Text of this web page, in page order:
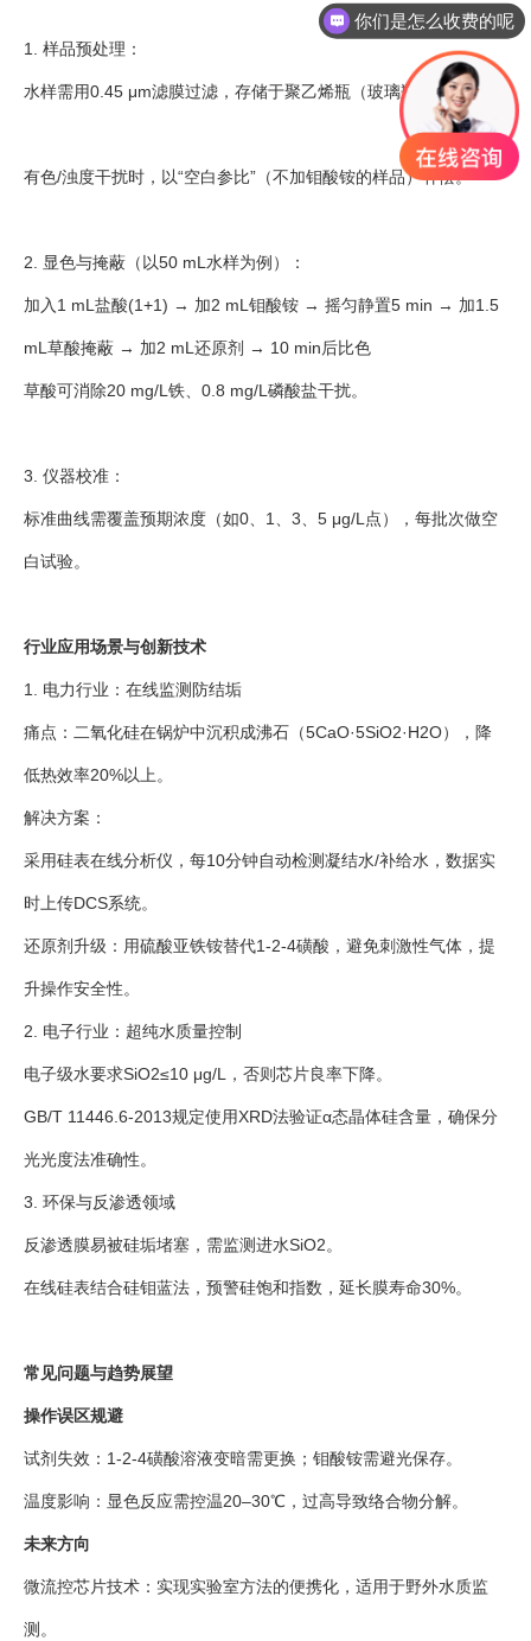
1. 样品预处理：
水样需用0.45 μm滤膜过滤，存储于聚乙烯瓶（玻璃瓶会溶硅）。
有色/浊度干扰时，以“空白参比”（不加钼酸铵的样品）补偿。
2. 显色与掩蔽（以50 mL水样为例）：
加入1 mL盐酸(1+1) → 加2 mL钼酸铵 → 摇匀静置5 min → 加1.5
mL草酸掩蔽 → 加2 mL还原剂 → 10 min后比色
草酸可消除20 mg/L铁、0.8 mg/L磷酸盐干扰。
3. 仪器校准：
标准曲线需覆盖预期浓度（如0、1、3、5 μg/L点），每批次做空
白试验。
行业应用场景与创新技术
1. 电力行业：在线监测防结垢
痛点：二氧化硅在锅炉中沉积成沸石（5CaO·5SiO2·H2O），降
低热效率20%以上。
解决方案：
采用硅表在线分析仪，每10分钟自动检测凝结水/补给水，数据实
时上传DCS系统。
还原剂升级：用硫酸亚铁铵替代1-2-4磺酸，避免刺激性气体，提
升操作安全性。
2. 电子行业：超纯水质量控制
电子级水要求SiO2≤10 μg/L，否则芯片良率下降。
GB/T 11446.6-2013规定使用XRD法验证α态晶体硅含量，确保分
光光度法准确性。
3. 环保与反渗透领域
反渗透膜易被硅垢堵塞，需监测进水SiO2。
在线硅表结合硅钼蓝法，预警硅饱和指数，延长膜寿命30%。
常见问题与趋势展望
操作误区规避
试剂失效：1-2-4磺酸溶液变暗需更换；钼酸铵需避光保存。
温度影响：显色反应需控温20–30℃，过高导致络合物分解。
未来方向
微流控芯片技术：实现实验室方法的便携化，适用于野外水质监
测。
你们是怎么收费的呢